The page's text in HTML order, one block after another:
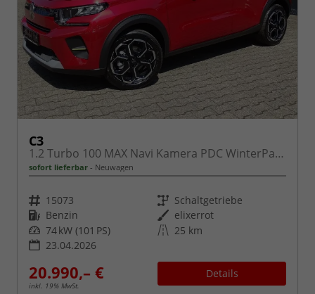
C3
1.2 Turbo 100 MAX Navi Kamera PDC WinterPaket
sofort lieferbar Neuwagen
Fahrzeugnr. 15073 Getriebe Schaltgetriebe
Kraftstoff Benzin Außenfarbe elixerrot
Leistung 74 kW (101 PS) Kilometerstand 25 km
23.04.2026
20.990,– €
inkl. 19% MwSt.
Details